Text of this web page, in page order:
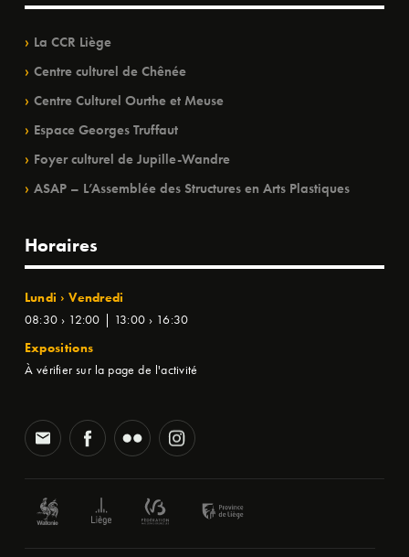
La CCR Liège
Centre culturel de Chênée
Centre Culturel Ourthe et Meuse
Espace Georges Truffaut
Foyer culturel de Jupille-Wandre
ASAP – L’Assemblée des Structures en Arts Plastiques
Horaires
Lundi › Vendredi
08:30 › 12:00 | 13:00 › 16:30
Expositions
À vérifier sur la page de l'activité